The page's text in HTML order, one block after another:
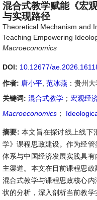
混合式教学赋能《宏
与实现路径
Theoretical Mechanism and
Teaching Empowering
Macroeconomics
DOI: 10.12677/
作者: 唐小平 范冰燕 ：贵州
关键词: 混合式教学 ； 宏观经
Macroeconomics ；
摘要: 本文旨在探讨线上线下
学》课程思政建设。作为经
体系与中国经济发展实践具
主渠道。本文在目前课程思
混合式教学与课程思政核心
状的分析，深入剖析当前教